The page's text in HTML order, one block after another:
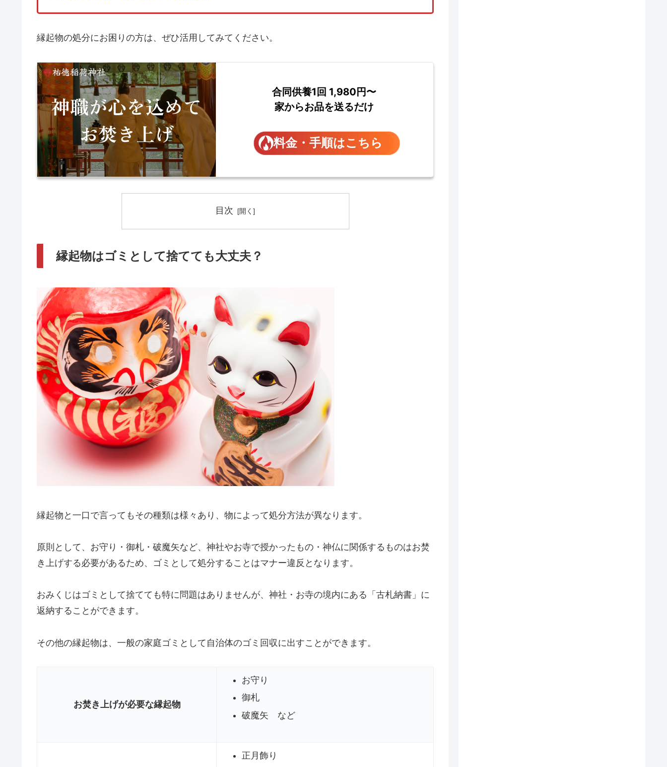
縁起物の処分にお困りの方は、ぜひ活用してみてください。
合同供養1回 1,980円〜
家からお品を送るだけ
料金・手順はこちら
目次
縁起物はゴミとして捨てても大丈夫？
縁起物と一口で言ってもその種類は様々あり、物によって処分方法が異なります。
原則として、お守り・御札・破魔矢など、神社やお寺で授かったもの・神仏に関係するものはお焚
き上げする必要があるため、ゴミとして処分することはマナー違反となります。
おみくじはゴミとして捨てても特に問題はありませんが、神社・お寺の境内にある「古札納書」に
返納することができます。
その他の縁起物は、一般の家庭ゴミとして自治体のゴミ回収に出すことができます。
お焚き上げが必要な縁起物
お守り
御札
破魔矢 など
正月飾り